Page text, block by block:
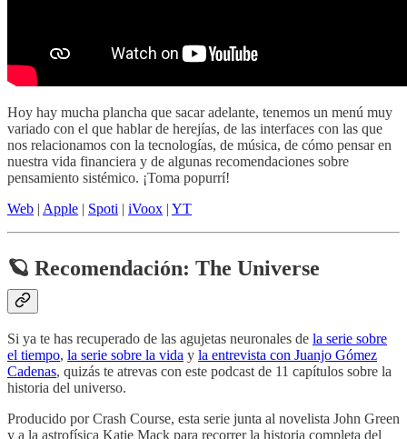
Hoy hay mucha plancha que sacar adelante, tenemos un menú muy
variado con el que hablar de herejías, de las interfaces con las que
nos relacionamos con la tecnologías, de música, de cómo pensar en
nuestra vida financiera y de algunas recomendaciones sobre
pensamiento sistémico. ¡Toma popurrí!
Web | Apple | Spoti | iVoox | YT
🪐 Recomendación: The Universe
Si ya te has recuperado de las agujetas neuronales de la serie sobre
el tiempo, la serie sobre la vida y la entrevista con Juanjo Gómez
Cadenas, quizás te atrevas con este podcast de 11 capítulos sobre la
historia del universo.
Producido por Crash Course, esta serie junta al novelista John Green
y a la astrofísica Katie Mack para recorrer la historia completa del